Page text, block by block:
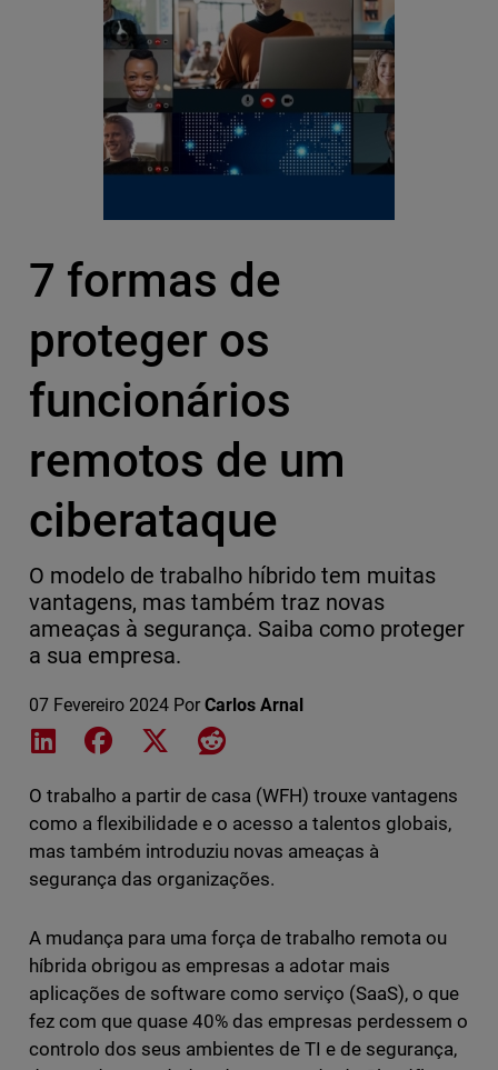
7 formas de
proteger os
funcionários
remotos de um
ciberataque
O modelo de trabalho híbrido tem muitas
vantagens, mas também traz novas
ameaças à segurança. Saiba como proteger
a sua empresa.
07 Fevereiro 2024 Por Carlos Arnal
Share on LinkedIn
Share on Facebook
Share on XShare on Reddit
O trabalho a partir de casa (WFH) trouxe vantagens
como a flexibilidade e o acesso a talentos globais,
mas também introduziu novas ameaças à
segurança das organizações.
A mudança para uma força de trabalho remota ou
híbrida obrigou as empresas a adotar mais
aplicações de software como serviço (SaaS), o que
fez com que quase 40% das empresas perdessem o
controlo dos seus ambientes de TI e de segurança,